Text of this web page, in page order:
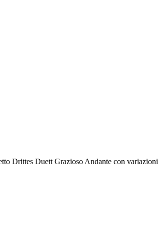
Drittes Duett Grazioso Andante con variazioni